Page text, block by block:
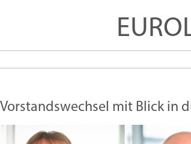
Vorstandswechsel mit Blick in